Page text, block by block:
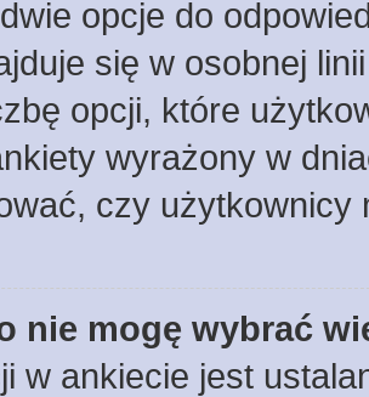
opcje do
się w osobnej
opcji, które
wyrażony w
czy użytkownicy
nie mogę wybrać
w ankiecie jest